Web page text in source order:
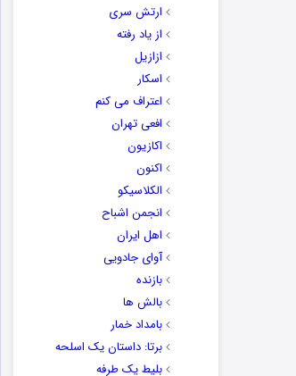
ارتش سری
از یاد رفته
ازازیل
اسکار
اعتراف می کنم
افعی تهران
اکازیون
اکنون
الکلاسیکو
انجمن اشباح
اهل ایران
آوای جادویی
بازنده
بالش ها
بامداد خمار
برتا: داستان یک اسلحه
بلیط یک‌‌ طرفه